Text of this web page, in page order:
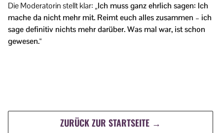
Die Moderatorin stellt klar: „Ich muss ganz ehrlich sagen: Ich
mache da nicht mehr mit. Reimt euch alles zusammen – ich
sage definitiv nichts mehr darüber. Was mal war, ist schon
gewesen.“
ZURÜCK ZUR STARTSEITE →